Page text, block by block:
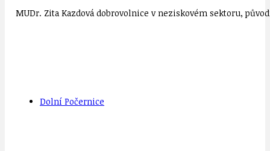
MUDr. Zita Kazdová dobrovolnice v neziskovém sektoru,
Dolní Počernice